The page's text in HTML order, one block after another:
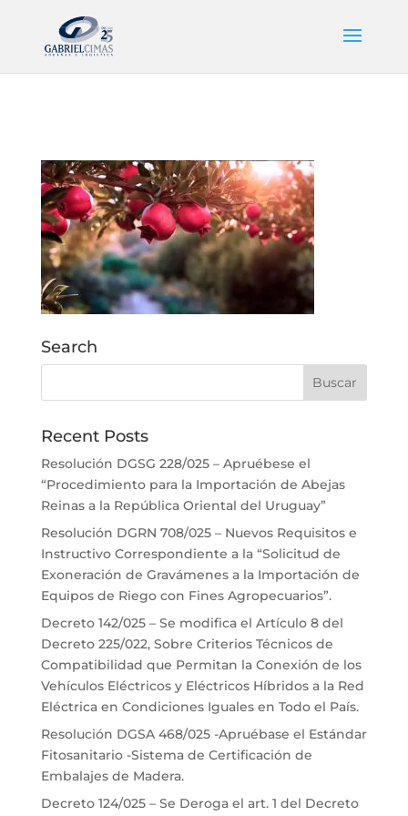
Search
Recent Posts
Resolución DGSG 228/025 – Apruébese el
“Procedimiento para la Importación de Abejas
Reinas a la República Oriental del Uruguay”
Resolución DGRN 708/025 – Nuevos Requisitos e
Instructivo Correspondiente a la “Solicitud de
Exoneración de Gravámenes a la Importación de
Equipos de Riego con Fines Agropecuarios”.
Decreto 142/025 – Se modifica el Artículo 8 del
Decreto 225/022, Sobre Criterios Técnicos de
Compatibilidad que Permitan la Conexión de los
Vehículos Eléctricos y Eléctricos Híbridos a la Red
Eléctrica en Condiciones Iguales en Todo el País.
Resolución DGSA 468/025 -Apruébase el Estándar
Fitosanitario -Sistema de Certificación de
Embalajes de Madera.
Decreto 124/025 – Se Deroga el art. 1 del Decreto